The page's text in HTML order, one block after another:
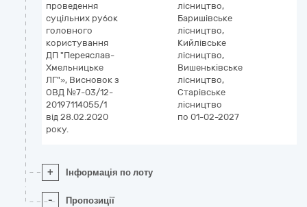
проведення
суцільних рубок
головного
користування
ДП "Переяслав-
Хмельницьке
ЛГ"», Висновок з
ОВД №7-03/12-
20197114055/1
від 28.02.2020
року.
лісництво,
Баришівське
лісництво,
Кийлівське
лісництво,
Вишеньківське
лісництво,
Старівське
лісництво
по 01-02-2027
+ Інформація по лоту
- Пропозиції